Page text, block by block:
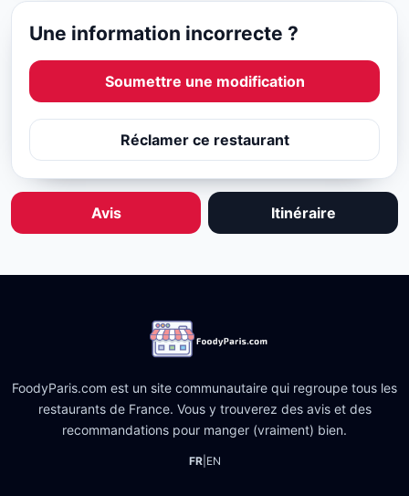
Une information incorrecte ?
Soumettre une modification
Réclamer ce restaurant
Avis Itinéraire
FoodyParis.com est un site communautaire qui regroupe tous les
restaurants de France. Vous y trouverez des avis et des
recommandations pour manger (vraiment) bien.
FR| EN